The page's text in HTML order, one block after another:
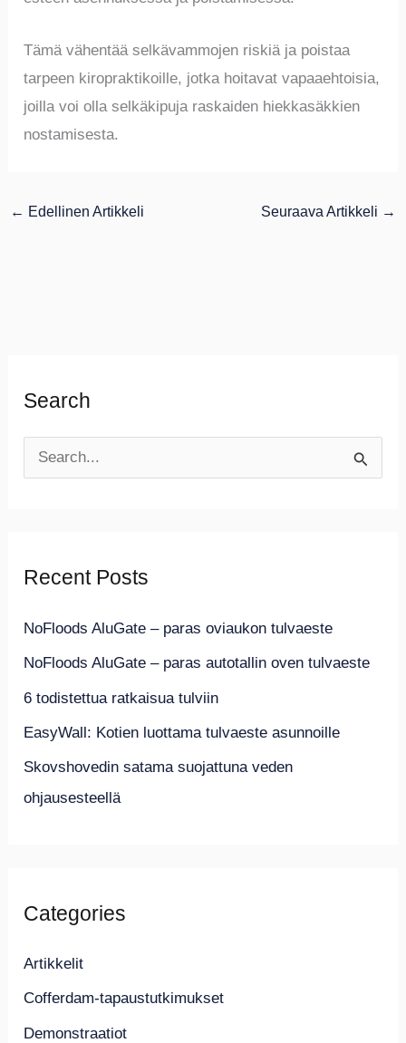
Tämä vähentää selkävammojen riskiä ja poistaa
tarpeen kiropraktikoille, jotka hoitavat vapaaehtoisia,
joilla voi olla selkäkipuja raskaiden hiekkasäkkien
nostamisesta.
← Edellinen Artikkeli Seuraava Artikkeli →
Search
c
r
:
Recent Posts
NoFloods AluGate – paras oviaukon tulvaeste
NoFloods AluGate – paras autotallin oven tulvaeste
6 todistettua ratkaisua tulviin
EasyWall: Kotien luottama tulvaeste asunnoille
Skovshovedin satama suojattuna veden
ohjausesteellä
Categories
Artikkelit
Cofferdam-tapaustutkimukset
Demonstraatiot